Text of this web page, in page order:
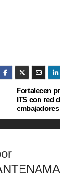
Fortalecen
ITS con red